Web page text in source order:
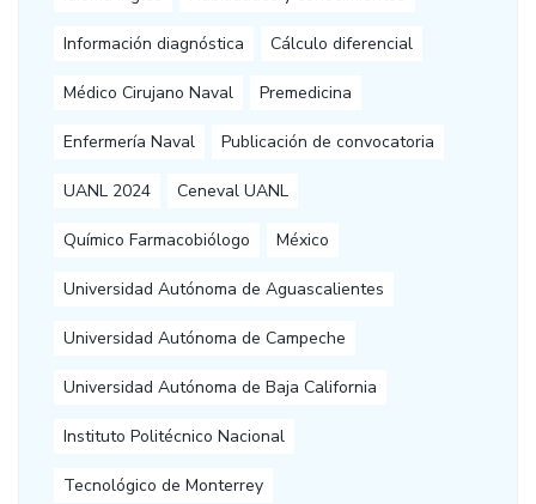
Información diagnóstica Cálculo diferencial
Médico Cirujano Naval Premedicina
Enfermería Naval Publicación de convocatoria
UANL 2024 Ceneval UANL
Químico Farmacobiólogo México
Universidad Autónoma de Aguascalientes
Universidad Autónoma de Campeche
Universidad Autónoma de Baja California
Instituto Politécnico Nacional
Tecnológico de Monterrey